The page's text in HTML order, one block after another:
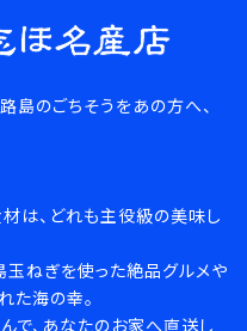
島のごちそうをあの方へ、
は、どれも主役級の美味し
ねぎを使った絶品グルメや
た海の幸。
で、あなたのお家へ直送し